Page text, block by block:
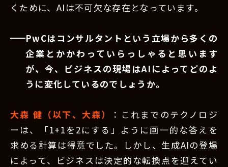
くために、AIは不可欠な存在となっています。
PwCはコンサルタントという立場から多くの
企業とかかわっていらっしゃると思います
が、今、ビジネスの現場はAIによってどのよ
うに変化しているのでしょうか。
大森 健（以下、大森）
：これまでのテクノロジ
ーは、「1+1を2にする」ように画一的な答えを
求める計算は得意でした。しかし、生成AIの登場
によって、ビジネスは決定的な転換点を迎えてい